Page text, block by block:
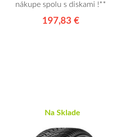
nákupe spolu s diskami !**
197,83 €
Na Sklade